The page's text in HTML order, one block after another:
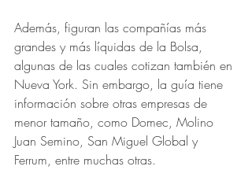
Además, figuran las compañías más
grandes y más líquidas de la Bolsa,
algunas de las cuales cotizan también en
Nueva York. Sin embargo, la guía tiene
información sobre otras empresas de
menor tamaño, como Domec, Molino
Juan Semino, San Miguel Global y
Ferrum, entre muchas otras.